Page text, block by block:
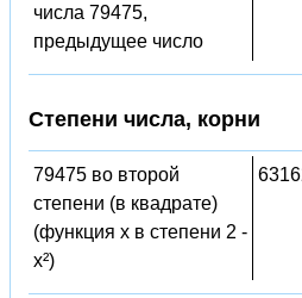
числа 79475,
предыдущее число
Степени числа, корни
79475 во второй
степени (в квадрате)
(функция x в степени 2 -
x²)